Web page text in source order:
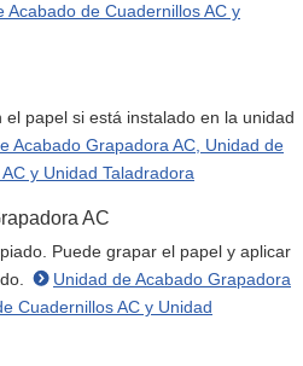
Acabado de Cuadernillos AC y
papel si está instalado en la unidad
Acabado Grapadora AC, Unidad de
y Unidad Taladradora
AC
Puede grapar el papel y aplicar
Unidad de Acabado Grapadora
Cuadernillos AC y Unidad